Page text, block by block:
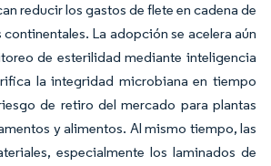
reducir los gastos de flete en cadena de
La adopción se acelera aún
de esterilidad mediante inteligencia
la integridad microbiana en tiempo
de retiro del mercado para plantas
y alimentos. Al mismo tiempo, las
especialmente los laminados de